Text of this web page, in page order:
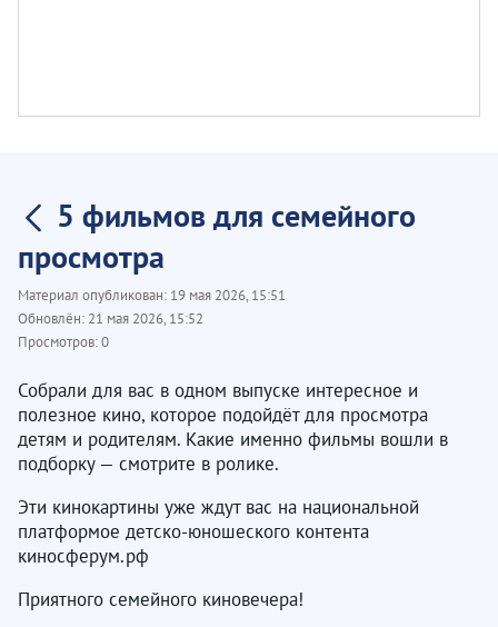
5 фильмов для семейного
просмотра
Материал опубликован: 19 мая 2026, 15:51
Обновлён: 21 мая 2026, 15:52
Просмотров:0
Собрали для вас в одном выпуске интересное и
полезное кино, которое подойдёт для просмотра
детям и родителям. Какие именно фильмы вошли в
подборку — смотрите в ролике.
Эти кинокартины уже ждут вас на национальной
платформое детско-юношеского контента
киносферум.рф
Приятного семейного киновечера!